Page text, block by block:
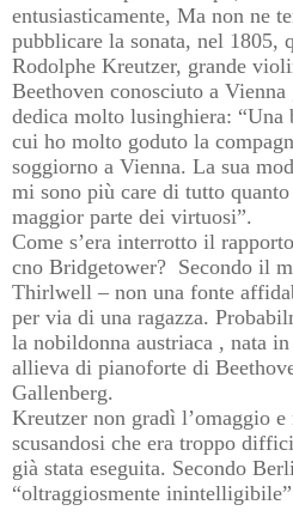
entusiasticamente, Ma non ne
pubblicare la sonata, nel 1805,
Rodolphe Kreutzer, grande
Beethoven conosciuto a
dedica molto lusinghiera: “Una
cui ho molto goduto la
soggiorno a Vienna. La sua
mi sono più care di tutto
maggior parte dei virtuosi”.
Come s’era interrotto il
cno Bridgetower? Secondo il
Thirlwell – non una fonte
per via di una ragazza.
la nobildonna austriaca , nata
allieva di pianoforte di
Gallenberg.
Kreutzer non gradì l’omaggio e
scusandosi che era troppo
già stata eseguita. Secondo
“oltraggiosmente